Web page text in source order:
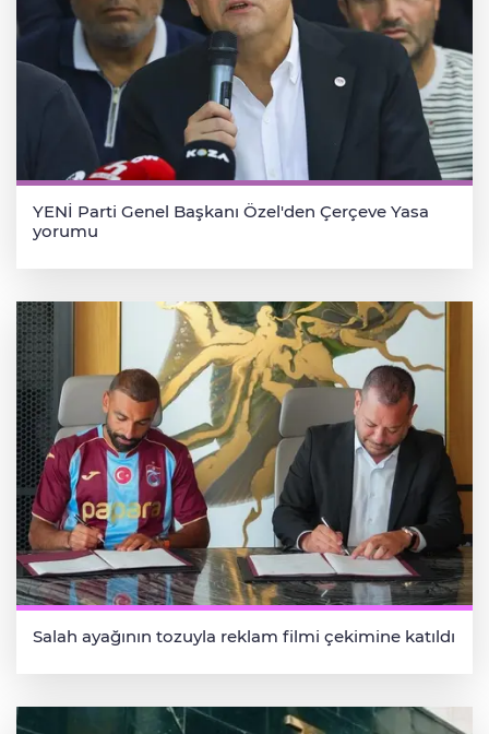
YENİ Parti Genel Başkanı Özel'den Çerçeve Yasa
yorumu
Salah ayağının tozuyla reklam filmi çekimine katıldı